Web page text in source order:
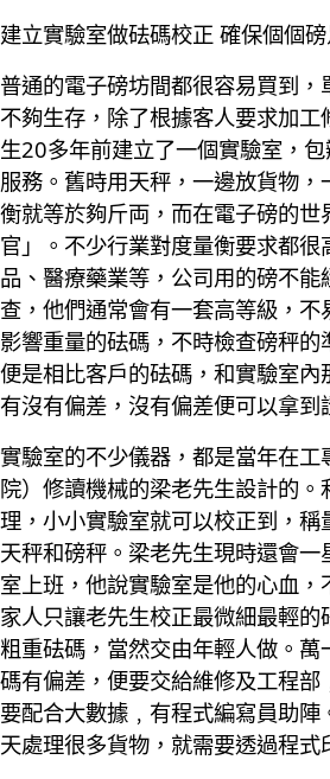
建立實驗室做砝碼校正 確保個個
普通的電子磅坊間都很容易買到
不夠生存，除了根據客人要求加
生20多年前建立了一個實驗室，
服務。舊時用天秤，一邊放貨物
衡就等於夠斤両，而在電子磅的
官」。不少行業對度量衡要求都很
品、醫療藥業等，公司用的磅不
查，他們通常會有一套高等級，
影響重量的砝碼，不時檢查磅秤
便是相比客戶的砝碼，和實驗室
有沒有偏差，沒有偏差便可以拿到
實驗室的不少儀器，都是當年在
院）修讀機械的梁老先生設計的。
理，小小實驗室就可以校正到，
天秤和磅秤。梁老先生現時還會
室上班，他說實驗室是他的心血
家人只讓老先生校正最微細最輕的
粗重砝碼，當然交由年輕人做。
碼有偏差，便要交給維修及工程
要配合大數據﹐有程式編寫員助
天處理很多貨物，就需要透過程式